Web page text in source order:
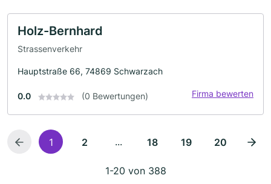
Holz-Bernhard
Strassenverkehr
Hauptstraße 66, 74869 Schwarzach
0.0 (0 Bewertungen) Firma bewerten
1 2 ... 18 19 20
1-20 von 388